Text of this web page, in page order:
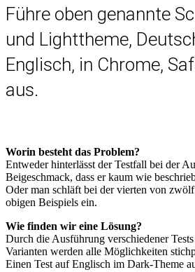
Führe oben genannte
und Lighttheme,
Englisch, in Chrome,
aus.
Worin besteht das Problem?
Entweder hinterlässt der Testfall bei der
Beigeschmack, dass er kaum wie
Oder man schläft bei der vierten von
obigen Beispiels ein.
Wie finden wir eine Lösung?
Durch die Ausführung verschiedener
Varianten werden alle Möglichkeiten
Einen Test auf Englisch im Dark-Theme